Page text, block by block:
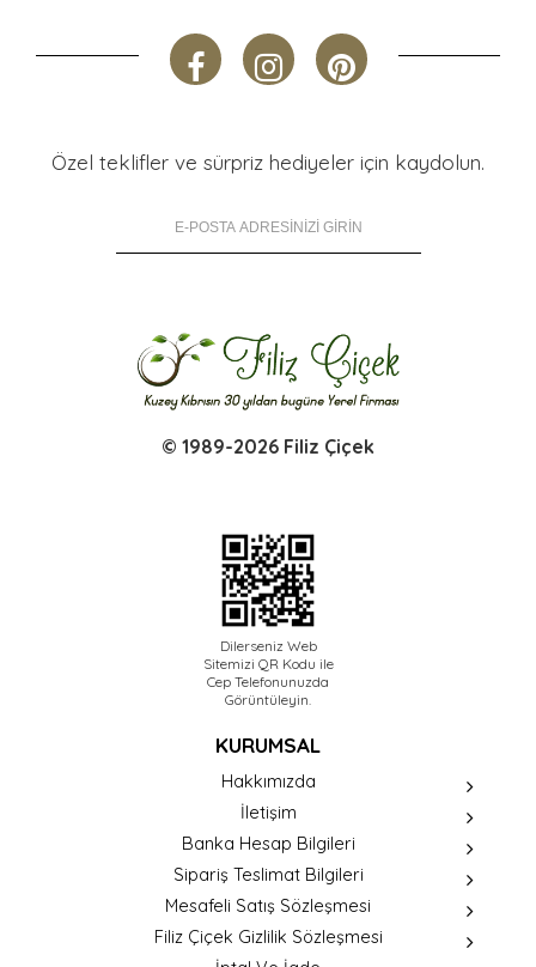
Özel teklifler ve sürpriz hediyeler için kaydolun.
© 1989-2026 Filiz Çiçek
Dilerseniz Web
Sitemizi QR Kodu ile
Cep Telefonunuzda
Görüntüleyin.
KURUMSAL
Hakkımızda
İletişim
Banka Hesap Bilgileri
Sipariş Teslimat Bilgileri
Mesafeli Satış Sözleşmesi
Filiz Çiçek Gizlilik Sözleşmesi